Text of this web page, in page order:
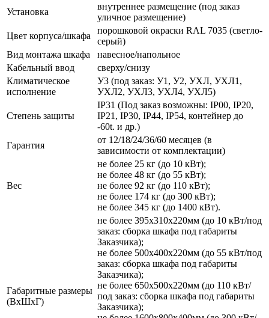
Установка
внутреннее размещение (под заказ
уличное размещение)
Цвет корпуса/шкафа
порошковой окраски RAL 7035 (светло-
серый)
Вид монтажа шкафа
навесное/напольное
Кабельный ввод
сверху/снизу
Климатическое
исполнение
У3 (под заказ: У1, У2, УХЛ, УХЛ1,
УХЛ2, УХЛ3, УХЛ4, УХЛ5)
Степень защиты
IP31 (Под заказ возможны: IP00, IP20,
IP21, IP30, IP44, IP54, контейнер до
-60t. и др.)
Гарантия
от 12/18/24/36/60 месяцев (в
зависимости от комплектации)
Вес
не более 25 кг (до 10 кВт);
не более 48 кг (до 55 кВт);
не более 92 кг (до 110 кВт);
не более 174 кг (до 300 кВт);
не более 345 кг (до 1400 кВт).
Габаритные размеры
(ВхШхГ)
не более 395х310х220мм (до 10 кВт/под
заказ: сборка шкафа под габариты
Заказчика);
не более 500х400х220мм (до 55 кВт/под
заказ: сборка шкафа под габариты
Заказчика);
не более 650х500х220мм (до 110 кВт/
под заказ: сборка шкафа под габариты
Заказчика);